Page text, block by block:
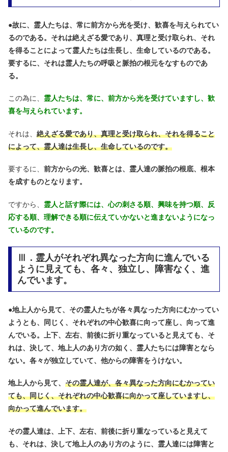
●故に、霊人たちは、常に前方から光を受け、歓喜を与えられてい
るのである。それは絶えざる愛であり、真理と受け取られ、それ
を得ることによって霊人たちは生長し、生命しているのである。
要するに、それは霊人たちの呼吸と脈拍の根元をなすものであ
る。
この為に、 霊人たちは、常に、前方から光を受けていますし、歓
喜を与えられています。
それは、 絶えざる愛であり、真理と受け取られ、それを得ること
によって、霊人達は生長し、生命しているのです。
要するに、 前方からの光、歓喜とは、霊人達の脈拍の根底、根本
を成すものとなります。
ですから、 霊人と話す際には、心の刺さる順、興味を持つ順、反
応する順、理解できる順に伝えていかないと進まないようになっ
ているのです。
Ⅲ．霊人がそれぞれ異なった方向に進んでいる
ように見えても、各々、独立し、障害なく、進
んでいます。
●地上人から見て、その霊人たちが各々異なった方向にむかってい
ようとも、同じく、それぞれの中心歓喜に向って座し、向って進
んでいる。上下、左右、前後に折り重なっていると見えても、そ
れは、決して、地上人のあり方の如く、霊人たちには障害となら
ない。各々が独立していて、他からの障害をうけない。
地上人から見て、 その霊人達が、各々異なった方向にむかってい
ても、同じく、それぞれの中心歓喜に向かって座していますし、
向かって進んでいます。
その霊人達は、上下、左右、前後に折り重なっていると見えて
も、それは、決して地上人のあり方のように、霊人達には障害と